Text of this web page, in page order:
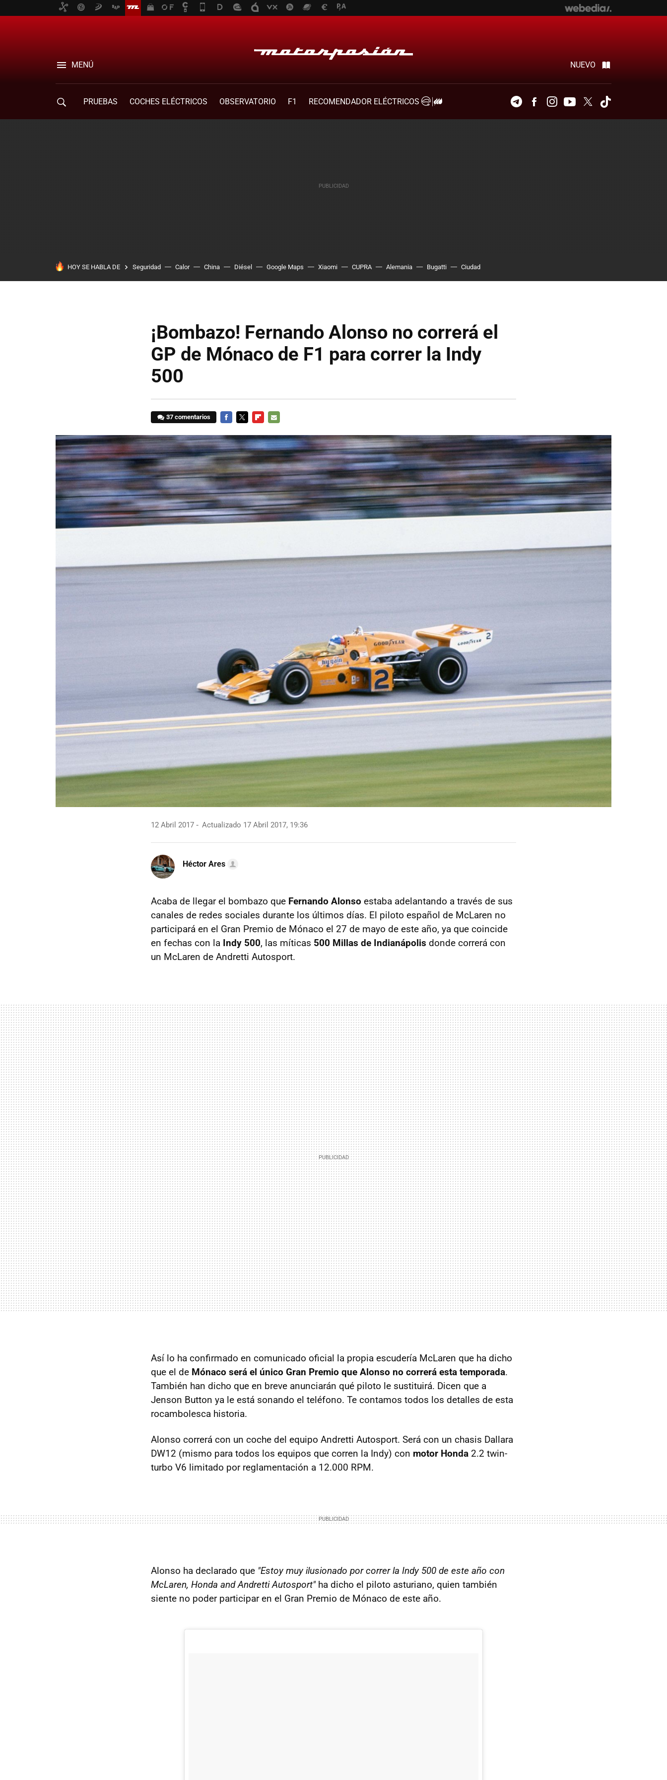
MENÚ NUEVO
PRUEBAS COCHES ELÉCTRICOS OBSERVATORIO F1
RECOMENDADOR ELÉCTRICOS
TelegramFacebookInstagramYoutubeTwitter
HOY SE HABLA DE Seguridad Calor China Diésel Google Maps Xiaomi CUPRA Alemania Bugatti Ciudad
¡Bombazo! Fernando Alonso no correrá el
GP de Mónaco de F1 para correr la Indy
500
37 comentarios
MAIL
12 Abril 2017 Actualizado 17 Abril 2017, 19:36
Héctor Ares
Acaba de llegar el bombazo que Fernando Alonso estaba adelantando a través de sus
canales de redes sociales durante los últimos días. El piloto español de McLaren no
participará en el Gran Premio de Mónaco el 27 de mayo de este año, ya que coincide
en fechas con la Indy 500, las míticas 500 Millas de Indianápolis donde correrá con
un McLaren de Andretti Autosport.
Así lo ha confirmado en comunicado oficial la propia escudería McLaren que ha dicho
que el de Mónaco será el único Gran Premio que Alonso no correrá esta temporada.
También han dicho que en breve anunciarán qué piloto le sustituirá. Dicen que a
Jenson Button ya le está sonando el teléfono. Te contamos todos los detalles de esta
rocambolesca historia.
Alonso correrá con un coche del equipo Andretti Autosport. Será con un chasis Dallara
DW12 (mismo para todos los equipos que corren la Indy) con motor Honda 2.2 twin-
turbo V6 limitado por reglamentación a 12.000 RPM.
Alonso ha declarado que "Estoy muy ilusionado por correr la Indy 500 de este año con
McLaren, Honda and Andretti Autosport"ha dicho el piloto asturiano, quien también
siente no poder participar en el Gran Premio de Mónaco de este año.